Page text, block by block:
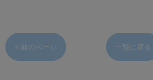
< 前のページ 一覧に戻る